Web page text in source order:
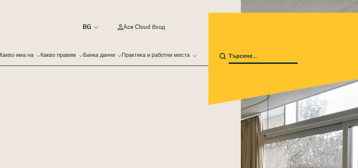
Какво има на Какво правим Банка данни Практика и работни места
Ace Cloud Вход